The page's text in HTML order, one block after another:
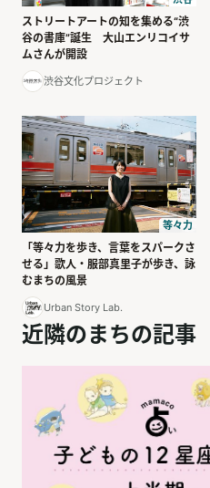
ストリートアートの知を集める“渋
谷の書庫”誕生 大山エンリコイサ
ムさんが開設
渋谷文化プロジェクト
等々力
「等々力を歩き、言葉をスパークさ
せる」歌人・服部真里子が歩き、詠
むまちの風景
Urban Story Lab.
近隣のまちの記事